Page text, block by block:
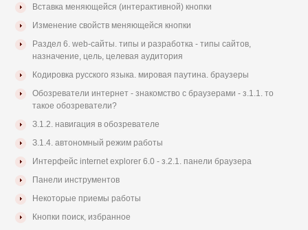
Вставка меняющейся (интерактивной) кнопки
Изменение свойств меняющейся кнопки
Раздел 6. web-cайты. типы и разработка - типы сайтов,
назначение, цель, целевая аудитория
Кодировка русского языка. мировая паутина. браузеры
Обозреватели интернет - знакомство с браузерами - з.1.1. то
такое обозреватели?
З.1.2. навигация в обозревателе
З.1.4. автономный режим работы
Интерфейс internet explorer 6.0 - з.2.1. панели браузера
Панели инструментов
Некоторые приемы работы
Кнопки поиск, избранное